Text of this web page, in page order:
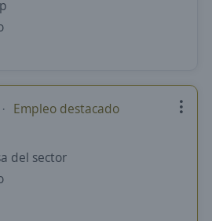
Empleo destacado
del sector